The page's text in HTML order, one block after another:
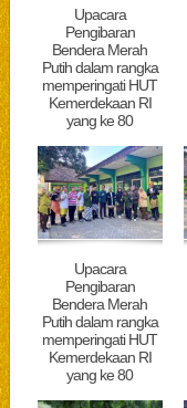
Upacara
Pengibaran
Bendera Merah
Putih dalam rangka
memperingati HUT
Kemerdekaan RI
yang ke 80
Upacara
Pengibaran
Bendera Merah
Putih dalam rangka
memperingati HUT
Kemerdekaan RI
yang ke 80